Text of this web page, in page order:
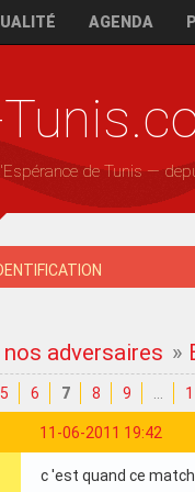
AGENDA
de Tunis —
adversaires »
5 6 7 8 9
11-06-2011 19:42
c 'est quand ce